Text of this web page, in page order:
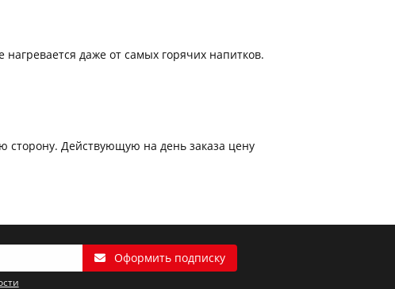
даже от самых горячих напитков.
сторону. Действующую на день заказа цену
Оформить подписку